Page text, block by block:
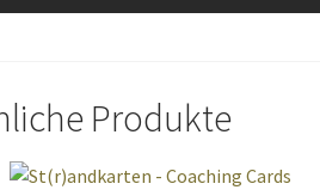
Produkte